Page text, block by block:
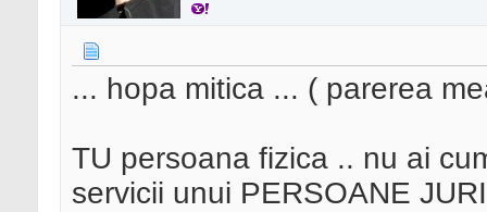
... hopa mitica ... ( parerea
TU persoana fizica .. nu ai
servicii unui PERSOANE